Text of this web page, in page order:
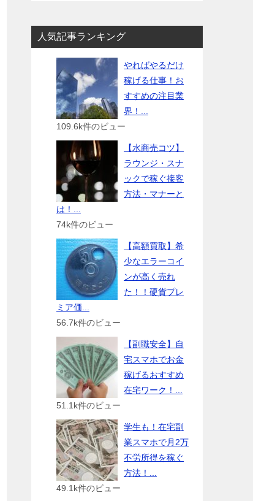
人気記事ランキング
やればやるだけ
稼げる仕事！お
すすめの注目業
界！...
109.6k件のビュー
【水商売コツ】
ラウンジ・スナ
ックで稼ぐ接客
方法・マナーと
は！...
74k件のビュー
【高額買取】希
少なエラーコイ
ンが高く売れ
た！！硬貨プレ
ミア価...
56.7k件のビュー
【副職安全】自
宅スマホでお金
稼げるおすすめ
在宅ワーク！...
51.1k件のビュー
学生も！在宅副
業スマホで月2万
不労所得を稼ぐ
方法！...
49.1k件のビュー